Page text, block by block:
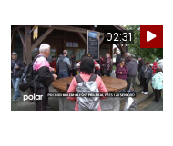
02:31